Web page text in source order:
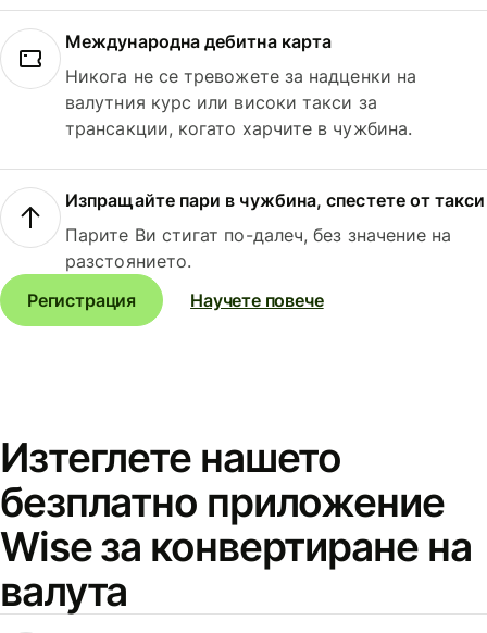
Международна дебитна карта
Никога не се тревожете за надценки на
валутния курс или високи такси за
трансакции, когато харчите в чужбина.
Изпращайте пари в чужбина, спестете от такси
Парите Ви стигат по-далеч, без значение на
разстоянието.
Регистрация
Научете повече
Изтеглете нашето
безплатно приложение
Wise за конвертиране на
валута